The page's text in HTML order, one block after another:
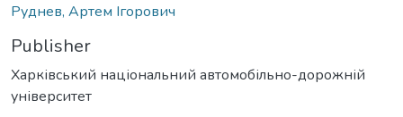
Руднев, Артем Ігорович
Publisher
Харківський національний автомобільно-дорожній
університет